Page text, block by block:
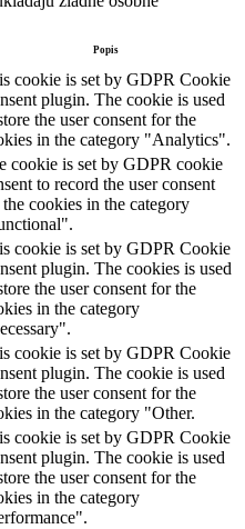
Popis
cookie is set by GDPR Cookie
plugin. The cookie is used
the user consent for the
in the category "Analytics".
cookie is set by GDPR cookie
to record the user consent
cookies in the category
cookie is set by GDPR Cookie
plugin. The cookies is used
the user consent for the
in the category
cookie is set by GDPR Cookie
plugin. The cookie is used
the user consent for the
in the category "Other.
cookie is set by GDPR Cookie
plugin. The cookie is used
the user consent for the
in the category